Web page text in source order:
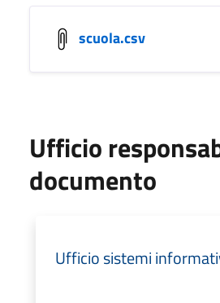
scuola.csv
Ufficio
documento
Ufficio sistemi